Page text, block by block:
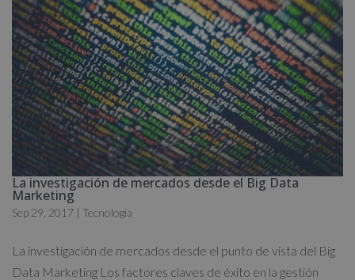
La investigación de mercados desde el Big Data
Marketing
Sep 29, 2017 | Tecnología
La investigación de mercados desde el punto de vista del Big
Data Marketing Los factores claves de éxito en la gestión